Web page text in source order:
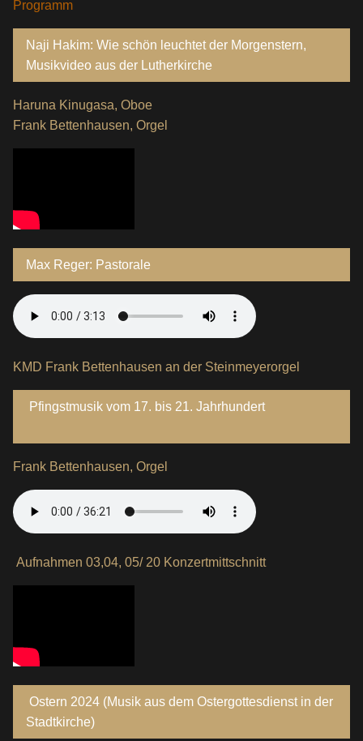
Programm
Naji Hakim: Wie schön leuchtet der Morgenstern,
Musikvideo aus der Lutherkirche
Haruna Kinugasa, Oboe
Frank Bettenhausen, Orgel
Max Reger: Pastorale
KMD Frank Bettenhausen an der Steinmeyerorgel
Pfingstmusik vom 17. bis 21. Jahrhundert
Frank Bettenhausen, Orgel
Aufnahmen 03,04, 05/ 20 Konzertmittschnitt
Ostern 2024 (Musik aus dem Ostergottesdienst in der
Stadtkirche)